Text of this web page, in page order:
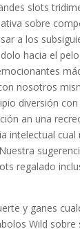
slots
sobre
a los
hacia el
nosotros
diversión
an una
intelectual cual
regalado
y ganes
Wild sobre